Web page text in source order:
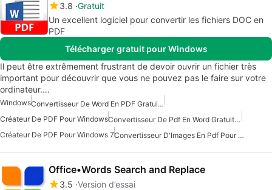
3.8 Gratuit
Un excellent logiciel pour convertir les fichiers DOC en
PDF
Télécharger gratuit pour Windows
Il peut être extrêmement frustrant de devoir ouvrir un fichier très
important pour découvrir que vous ne pouvez pas le faire sur votre
ordinateur.…
Windows
Convertisseur De Word En PDF Gratuit Pour Windows 7
Créateur De PDF Pour Windows
Convertisseur De Pdf En Word Gratuit Pour Windows
Créateur De PDF Pour Windows 7
Convertisseur D'Images En Pdf Pour Windows
Office•Words Search and Replace
3.5 Version d’essai